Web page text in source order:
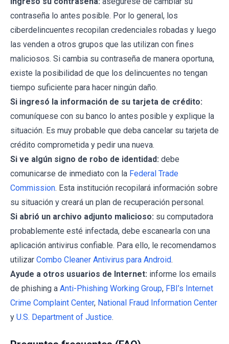
contraseña lo antes posible. Por lo general, los
ciberdelincuentes recopilan credenciales robadas y luego
las venden a otros grupos que las utilizan con fines
maliciosos. Si cambia su contraseña de manera oportuna,
existe la posibilidad de que los delincuentes no tengan
tiempo suficiente para hacer ningún daño.
Si ingresó la información de su tarjeta de crédito:
comuníquese con su banco lo antes posible y explique la
situación. Es muy probable que deba cancelar su tarjeta de
crédito comprometida y pedir una nueva.
Si ve algún signo de robo de identidad: debe
comunicarse de inmediato con la Federal Trade
Commission. Esta institución recopilará información sobre
su situación y creará un plan de recuperación personal.
Si abrió un archivo adjunto malicioso: su computadora
probablemente esté infectada, debe escanearla con una
aplicación antivirus confiable. Para ello, le recomendamos
utilizar Combo Cleaner Antivirus para Android.
Ayude a otros usuarios de Internet: informe los emails
de phishing a Anti-Phishing Working Group, FBI’s Internet
Crime Complaint Center, National Fraud Information Center
y U.S. Department of Justice.